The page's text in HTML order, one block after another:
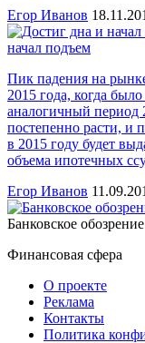
Егор Иванов
начал подъем
Пик падения на
2015 года, когда
аналогичный период
постепенно расти, и
в 2015 году будет
объема ипотечных
Егор Иванов
Банковское обозрение
Финансовая сфера
О проекте
Реклама
Контакты
Политика